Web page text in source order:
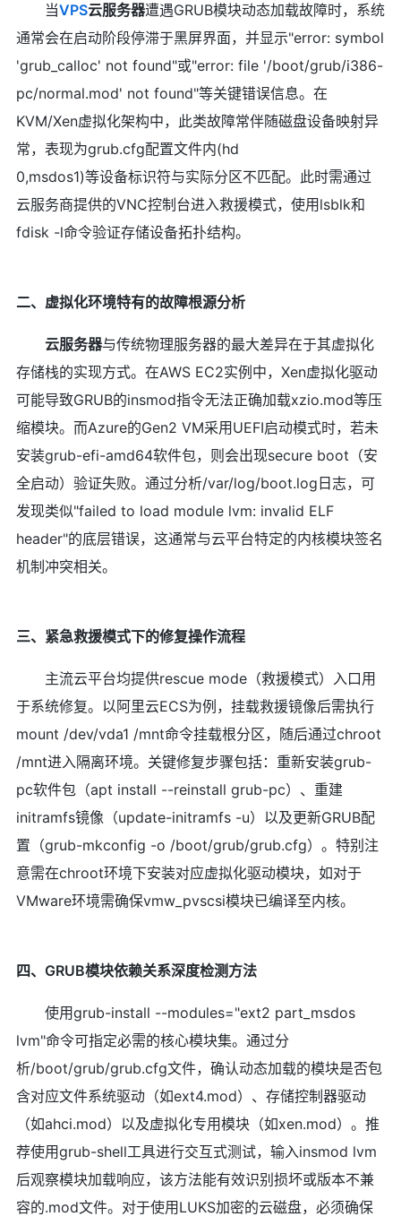
当VPS云服务器遭遇GRUB模块动态加载故障时，系统
通常会在启动阶段停滞于黑屏界面，并显示"error: symbol
'grub_calloc' not found"或"error: file '/boot/grub/i386-
pc/normal.mod' not found"等关键错误信息。在
KVM/Xen虚拟化架构中，此类故障常伴随磁盘设备映射异
常，表现为grub.cfg配置文件内(hd
0,msdos1)等设备标识符与实际分区不匹配。此时需通过
云服务商提供的VNC控制台进入救援模式，使用lsblk和
fdisk -l命令验证存储设备拓扑结构。
二、虚拟化环境特有的故障根源分析
云服务器与传统物理服务器的最大差异在于其虚拟化
存储栈的实现方式。在AWS EC2实例中，Xen虚拟化驱动
可能导致GRUB的insmod指令无法正确加载xzio.mod等压
缩模块。而Azure的Gen2 VM采用UEFI启动模式时，若未
安装grub-efi-amd64软件包，则会出现secure boot（安
全启动）验证失败。通过分析/var/log/boot.log日志，可
发现类似"failed to load module lvm: invalid ELF
header"的底层错误，这通常与云平台特定的内核模块签名
机制冲突相关。
三、紧急救援模式下的修复操作流程
主流云平台均提供rescue mode（救援模式）入口用
于系统修复。以阿里云ECS为例，挂载救援镜像后需执行
mount /dev/vda1 /mnt命令挂载根分区，随后通过chroot
/mnt进入隔离环境。关键修复步骤包括：重新安装grub-
pc软件包（apt install --reinstall grub-pc）、重建
initramfs镜像（update-initramfs -u）以及更新GRUB配
置（grub-mkconfig -o /boot/grub/grub.cfg）。特别注
意需在chroot环境下安装对应虚拟化驱动模块，如对于
VMware环境需确保vmw_pvscsi模块已编译至内核。
四、GRUB模块依赖关系深度检测方法
使用grub-install --modules="ext2 part_msdos
lvm"命令可指定必需的核心模块集。通过分
析/boot/grub/grub.cfg文件，确认动态加载的模块是否包
含对应文件系统驱动（如ext4.mod）、存储控制器驱动
（如ahci.mod）以及虚拟化专用模块（如xen.mod）。推
荐使用grub-shell工具进行交互式测试，输入insmod lvm
后观察模块加载响应，该方法能有效识别损坏或版本不兼
容的.mod文件。对于使用LUKS加密的云磁盘，必须确保